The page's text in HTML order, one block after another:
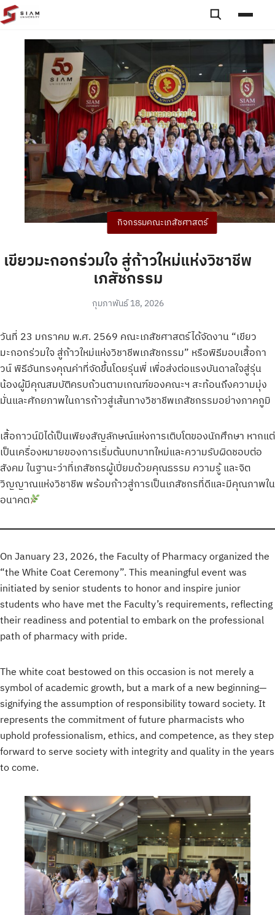
Skip to content
Toggle
กิจกรรมคณะเภสัชศาสตร์
เขียวมะกอกร่วมใจ สู่ก้าวใหม่แห่งวิชาชีพ
เภสัชกรรม
กุมภาพันธ์ 18, 2026
วันที่ 23 มกราคม พ.ศ. 2569 คณะเภสัชศาสตร์ได้จัดงาน “เขียว
มะกอกร่วมใจ สู่ก้าวใหม่แห่งวิชาชีพเภสัชกรรม” หรือพิธีมอบเสื้อกา
วน์ พิธีอันทรงคุณค่าที่จัดขึ้นโดยรุ่นพี่ เพื่อส่งต่อแรงบันดาลใจสู่รุ่น
น้องผู้มีคุณสมบัติครบถ้วนตามเกณฑ์ของคณะฯ สะท้อนถึงความมุ่ง
มั่นและศักยภาพในการก้าวสู่เส้นทางวิชาชีพเภสัชกรรมอย่างภาคภูมิ
เสื้อกาวน์มิได้เป็นเพียงสัญลักษณ์แห่งการเติบโตของนักศึกษา หากแต่
เป็นเครื่องหมายของการเริ่มต้นบทบาทใหม่และความรับผิดชอบต่อ
สังคม ในฐานะว่าที่เภสัชกรผู้เปี่ยมด้วยคุณธรรม ความรู้ และจิต
วิญญาณแห่งวิชาชีพ พร้อมก้าวสู่การเป็นเภสัชกรที่ดีและมีคุณภาพใน
อนาคต
On January 23, 2026, the Faculty of Pharmacy organized the
“the White Coat Ceremony”. This meaningful event was
initiated by senior students to honor and inspire junior
students who have met the Faculty’s requirements, reflecting
their readiness and potential to embark on the professional
path of pharmacy with pride.
The white coat bestowed on this occasion is not merely a
symbol of academic growth, but a mark of a new beginning—
signifying the assumption of responsibility toward society. It
represents the commitment of future pharmacists who
uphold professionalism, ethics, and competence, as they step
forward to serve society with integrity and quality in the years
to come.